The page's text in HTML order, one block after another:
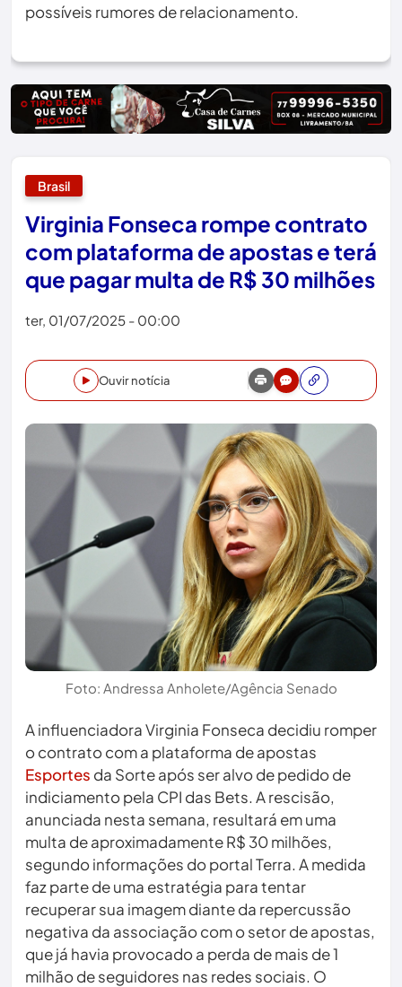
possíveis rumores de relacionamento.
Brasil
Virginia Fonseca rompe contrato
com plataforma de apostas e terá
que pagar multa de R$ 30 milhões
ter, 01/07/2025 - 00:00
Ouvir notícia
Foto: Andressa Anholete/Agência Senado
A influenciadora Virginia Fonseca decidiu romper
o contrato com a plataforma de apostas
Esportes da Sorte após ser alvo de pedido de
indiciamento pela CPI das Bets. A rescisão,
anunciada nesta semana, resultará em uma
multa de aproximadamente R$ 30 milhões,
segundo informações do portal Terra. A medida
faz parte de uma estratégia para tentar
recuperar sua imagem diante da repercussão
negativa da associação com o setor de apostas,
que já havia provocado a perda de mais de 1
milhão de seguidores nas redes sociais. O